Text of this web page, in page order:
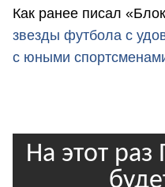
Как ранее писал
звезды футбола с
с юными